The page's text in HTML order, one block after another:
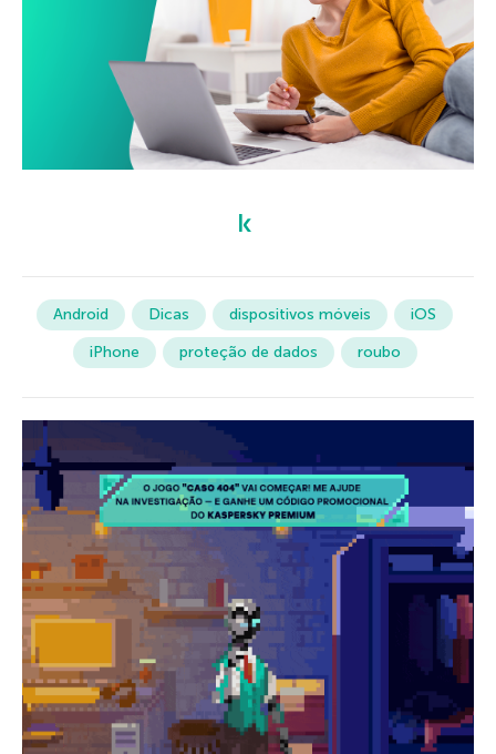
Android Dicas dispositivos móveis
iOS
iPhone
proteção de dados roubo